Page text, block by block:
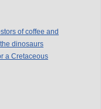
of coffee and
dinosaurs
a Cretaceous